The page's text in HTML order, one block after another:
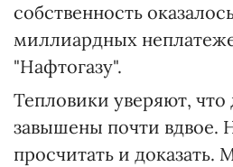
собственность
миллиардных
"Нафтогазу".
Тепловики уверяют, что
завышены почти вдвое.
просчитать и